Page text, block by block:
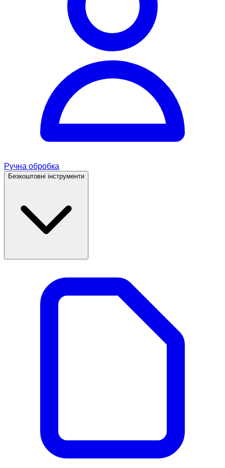
Ручна обробка
Безкоштовні інструменти